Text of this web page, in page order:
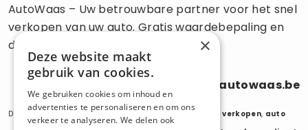
AutoWaas – Uw betrouwbare partner voor het snel
verkopen van uw auto. Gratis waardebepaling en
directe uitbetaling.
info@autowaas.be
Diensten: auto verkopen auto export verkopen, auto
×
Deze website maakt
gebruik van cookies.
We gebruiken cookies om inhoud en
advertenties te personaliseren en om ons
verkeer te analyseren. We delen ook